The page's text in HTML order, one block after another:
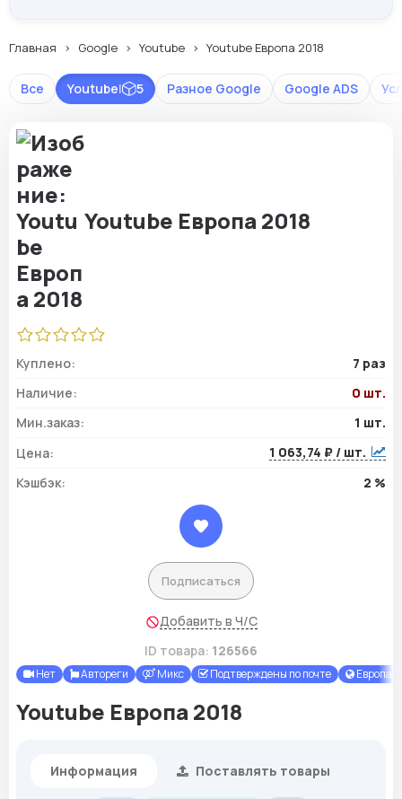
Главная Google Youtube Youtube Европа 2018
Все Разное Google
Youtube| 5 Google ADS
Youtube Европа 2018
Куплено:
7 раз
Наличие:
0 шт.
Мин.заказ:
1 шт.
Цена:
1 063,74 ₽ / шт.
Кэшбэк:
2 %
Подписаться
Добавить в Ч/С
ID товара: 126566
Нет Автореги Микс Подтверждены по почте Европа
Youtube Европа 2018
Информация Поставлять товары